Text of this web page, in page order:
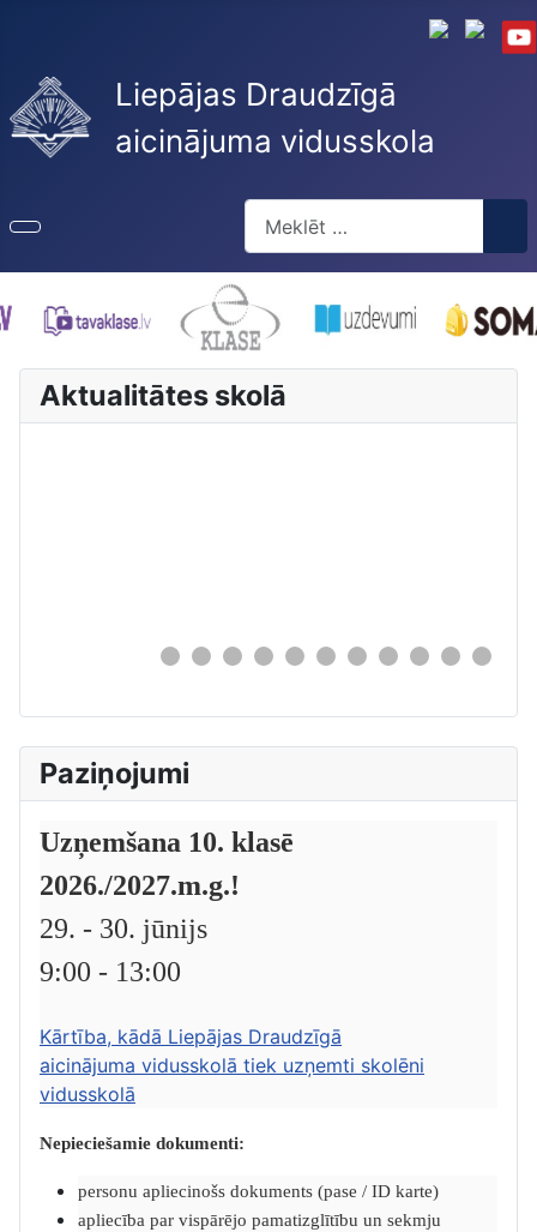
Liepājas Draudzīgā
aicinājuma vidusskola
Type 2 or more characters for
Aktualitātes skolā
Paziņojumi
Uzņemšana 10. klasē
2026./2027.m.g.!
29. - 30. jūnijs
9:00 - 13:00
Kārtība, kādā Liepājas Draudzīgā
aicinājuma vidusskolā tiek uzņemti skolēni
vidusskolā
Nepieciešamie dokumenti:
personu apliecinošs dokuments (pase / ID karte)
apliecība par vispārējo pamatizglītību un sekmju